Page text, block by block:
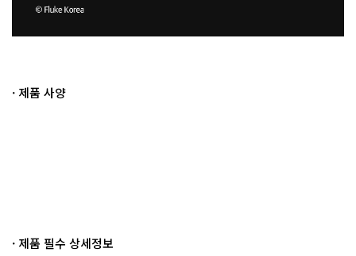
· 제품 사양
· 제품 필수 상세정보